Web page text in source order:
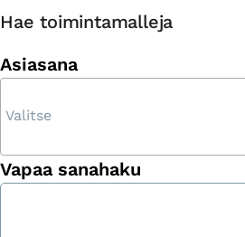
Hae toimintamalleja
Asiasana
Vapaa sanahaku